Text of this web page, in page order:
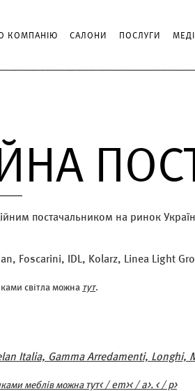
КОМПАНІЮ САЛОНИ ПОСЛУГИ
постачальником на ринок
Foscarini, IDL, Kolarz, Linea Light
світла можна тут.
Italia, Gamma Arredamenti,
меблів можна тут< / em>< / a>. < / p>